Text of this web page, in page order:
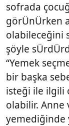
sofrada
görÜnÜrken
olabileceğini
şöyle
“Yemek
bir başka
isteği ile ilgili
olabilir. Anne
yemediğinde